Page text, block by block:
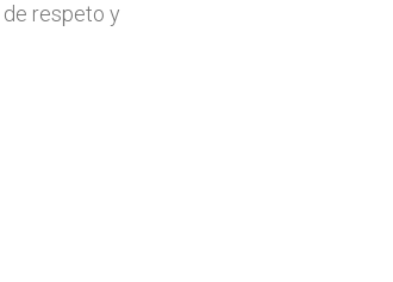
respeto y